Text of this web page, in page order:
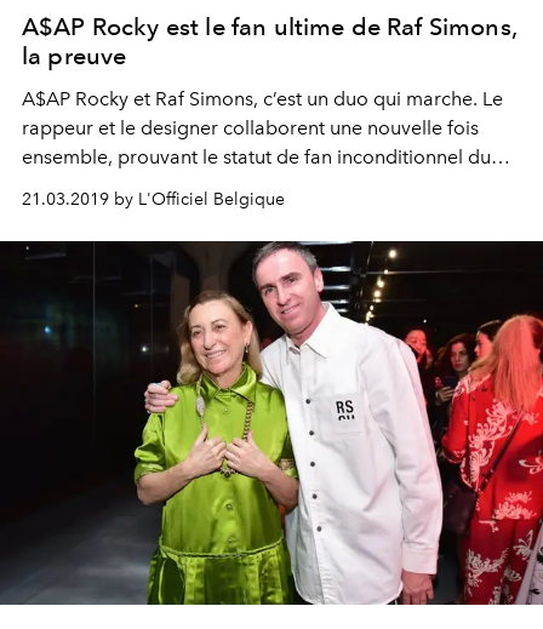
A$AP Rocky est le fan ultime de Raf Simons,
la preuve
A$AP Rocky et Raf Simons, c’est un duo qui marche. Le
rappeur et le designer collaborent une nouvelle fois
ensemble, prouvant le statut de fan inconditionnel du
chanteur envers le Belge.
21.03.2019 by L'Officiel Belgique